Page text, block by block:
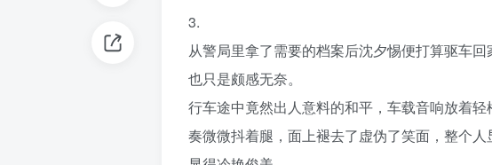
3.
从警局里拿了需要的档案后沈夕惕便打算驱车
也只是颇感无奈。
行车途中竟然出人意料的和平，车载音响放着
奏微微抖着腿，面上褪去了虚伪了笑面，整个